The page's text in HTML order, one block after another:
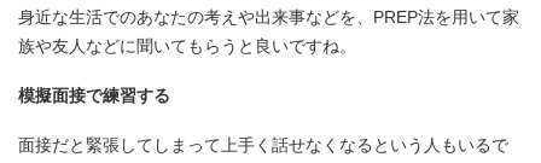
身近な生活でのあなたの考えや出来事などを、PREP法を用いて家
族や友人などに聞いてもらうと良いですね。
模擬面接で練習する
面接だと緊張してしまって上手く話せなくなるという人もいるで